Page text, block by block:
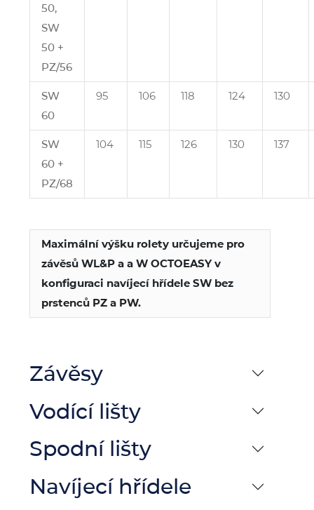
50,
SW
50 +
PZ/56
SW
60
95 106 118 124 130
SW
60 +
PZ/68
104 115 126 130 137
Maximální výšku rolety určujeme pro
závěsů WL&P a a W OCTOEASY v
konfiguraci navíjecí hřídele SW bez
prstenců PZ a PW.
Závěsy
Vodící lišty
Spodní lišty
Navíjecí hřídele